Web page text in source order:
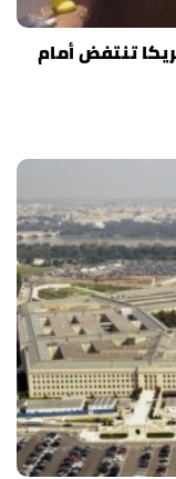
تنتفض أمام